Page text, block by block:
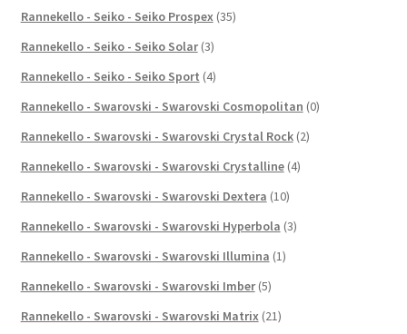
Rannekello - Seiko - Seiko Prospex (35)
Rannekello - Seiko - Seiko Solar (3)
Rannekello - Seiko - Seiko Sport (4)
Rannekello - Swarovski - Swarovski Cosmopolitan (0)
Rannekello - Swarovski - Swarovski Crystal Rock (2)
Rannekello - Swarovski - Swarovski Crystalline (4)
Rannekello - Swarovski - Swarovski Dextera (10)
Rannekello - Swarovski - Swarovski Hyperbola (3)
Rannekello - Swarovski - Swarovski Illumina (1)
Rannekello - Swarovski - Swarovski Imber (5)
Rannekello - Swarovski - Swarovski Matrix (21)